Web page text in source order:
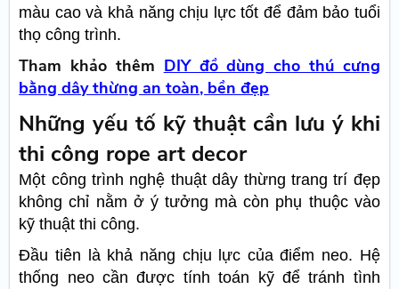
màu cao và khả năng chịu lực tốt để đảm bảo tuổi
thọ công trình.
Tham khảo thêm DIY đồ dùng cho thú cưng
bằng dây thừng an toàn, bền đẹp
Những yếu tố kỹ thuật cần lưu ý khi
thi công rope art decor
Một công trình nghệ thuật dây thừng trang trí đẹp
không chỉ nằm ở ý tưởng mà còn phụ thuộc vào
kỹ thuật thi công.
Đầu tiên là khả năng chịu lực của điểm neo. Hệ
thống neo cần được tính toán kỹ để tránh tình